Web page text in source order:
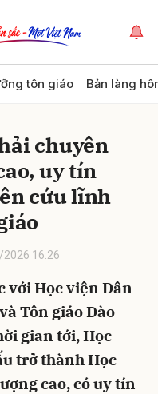
tôn giáo Bản làng
chuyên
uy tín
cứu lĩnh
16:26
với Học viện Dân
Tôn giáo Đào
gian tới, Học
trở thành Học
cao, có uy tín